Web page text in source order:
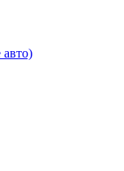
авто)